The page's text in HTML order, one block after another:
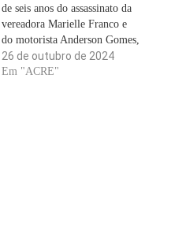
de seis anos do assassinato da
vereadora Marielle Franco e
do motorista Anderson Gomes,
em 14 de março de 2018, os
ex-policiais militares (PMs)
26 de outubro de 2024
Em "ACRE"